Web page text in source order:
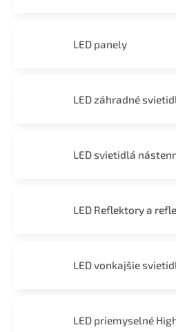
LED panely
LED záhradné
LED svietidlá
LED Reflektory a
LED vonkajšie
LED priemyselné